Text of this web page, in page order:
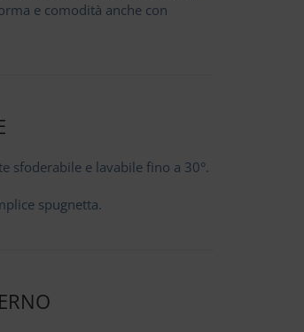
e comodità anche con
sfoderabile e lavabile fino a 30°.
spugnetta.